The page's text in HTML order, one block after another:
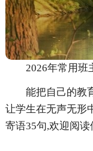
2026年常用班
能把自己的教
让学生在无声无形
寄语35句,欢迎阅读